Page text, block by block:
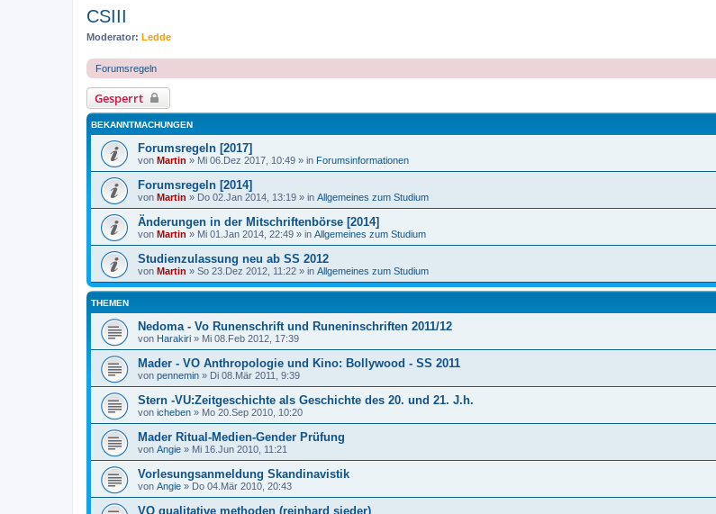
CSIII
Moderator: Ledde
Forumsregeln
Gesperrt
BEKANNTMACHUNGEN
Forumsregeln [2017]
von Martin » Mi 06.Dez 2017, 10:49 » in Forumsinformationen
Forumsregeln [2014]
von Martin » Do 02.Jan 2014, 13:19 » in Allgemeines zum Studium
Änderungen in der Mitschriftenbörse [2014]
von Martin » Mi 01.Jan 2014, 22:49 » in Allgemeines zum Studium
Studienzulassung neu ab SS 2012
von Martin » So 23.Dez 2012, 11:22 » in Allgemeines zum Studium
THEMEN
Nedoma - Vo Runenschrift und Runeninschriften 2011/12
von Harakiri » Mi 08.Feb 2012, 17:39
Mader - VO Anthropologie und Kino: Bollywood - SS 2011
von pennemin » Di 08.Mär 2011, 9:39
Stern -VU:Zeitgeschichte als Geschichte des 20. und 21. J.h.
von icheben » Mo 20.Sep 2010, 10:20
Mader Ritual-Medien-Gender Prüfung
von Angie » Mi 16.Jun 2010, 11:21
Vorlesungsanmeldung Skandinavistik
von Angie » Do 04.Mär 2010, 20:43
VO qualitative methoden (reinhard sieder)